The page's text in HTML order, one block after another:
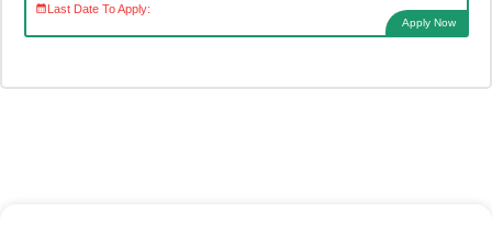
Last Date To Apply:
Apply Now